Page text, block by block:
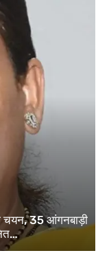
चयन, 35 आंगनबाड़ी